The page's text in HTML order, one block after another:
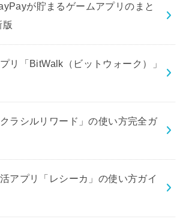
が貯まるゲームアプリのまと
リ「BitWalk（ビットウォーク）」
ラシルリワード」の使い方完全ガ
アプリ「レシーカ」の使い方ガイ